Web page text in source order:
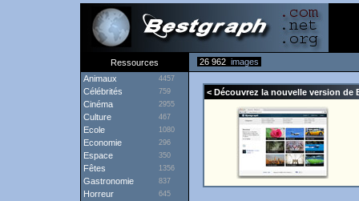
Ressources 26 962 images
Animaux
4457
Célébrités 759
Cinéma 2955
Culture 467
Ecole 1080
Economie 296
Espace 350
Fêtes 1356
Gastronomie 837
Horreur 645
< Découvrez la nouvelle version de